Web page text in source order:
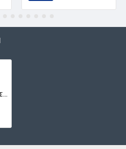
VENISE FEUTRE ΓΥΝΑΙΚΕΙΕΣ ΜΠΟΤΕΣ